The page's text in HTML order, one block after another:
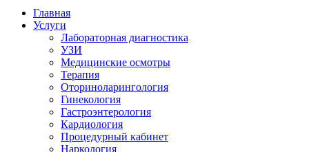
Главная
Услуги
Лабораторная диагностика
УЗИ
Медицинские осмотры
Терапия
Оториноларингология
Гинекология
Гастроэнтерология
Кардиология
Процедурный кабинет
Наркология